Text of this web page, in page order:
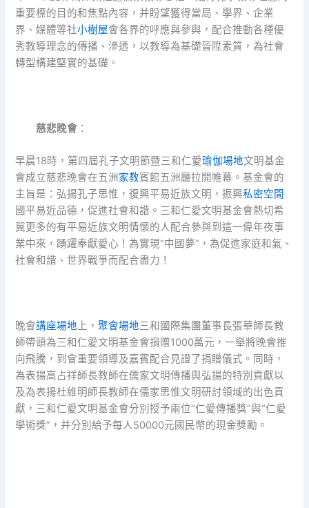
重要標的目的和焦點內容，并盼望獲得當局、學界、企業
界、媒體等社小樹屋會各界的呼應與參與，配合推動各種優
秀教導理念的傳播、滲透，以教導為基礎晉陞素質，為社會
轉型構建堅實的基礎。
慈悲晚會 ：
早晨18時，第四屆孔子文明節暨三和仁愛瑜伽場地文明基金
會成立慈悲晚會在五洲家教賓館五洲廳拉開帷幕。基金會的
主旨是：弘揚孔子思惟，復興平易近族文明，振興私密空間
國平易近品德，促進社會和諧。三和仁愛文明基金會熱切希
冀更多的有平易近族文明情懷的人配合參與到這一偉年夜事
業中來，踴躍奉獻愛心！為實現“中國夢”，為促進家庭和氣、
社會和諧、世界戰爭而配合盡力！
晚會講座場地 上，聚會場地三和國際集團董事長張華師長教
師帶頭為三和仁愛文明基金會捐贈1000萬元，一舉將晚會推
向飛騰，到會重要領導及嘉賓配合見證了捐贈儀式。同時，
為表揚高占祥師長教師在儒家文明傳播與弘揚的特別貢獻以
及為表揚杜維明師長教師在儒家思惟文明研討領域的出色貢
獻，三和仁愛文明基金會分別授予兩位“仁愛傳播獎”與“仁愛
學術獎”，并分別給予每人50000元國民幣的現金獎勵。